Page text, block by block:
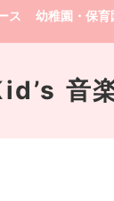
ス 幼稚園・保
音